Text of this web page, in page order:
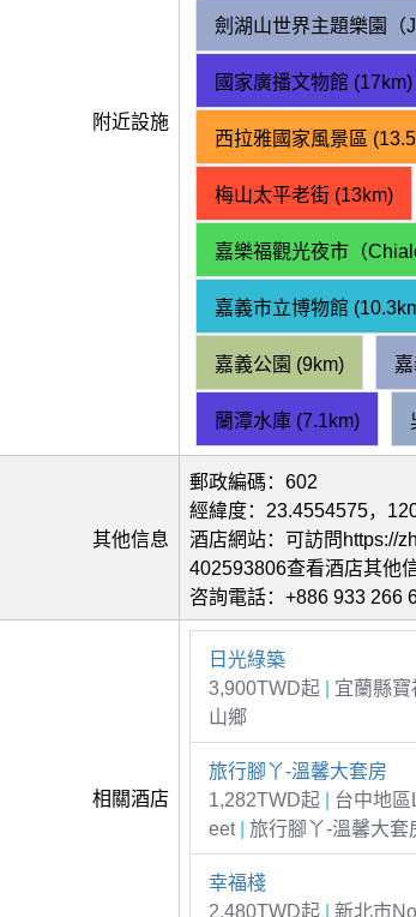
附近設施
劍湖山世界主題樂園（
國家廣播文物館 (17km)
西拉雅國家風景區
梅山太平老街 (13km)
嘉樂福觀光夜市（
嘉義市立博物館
嘉義公園 (9km)
蘭潭水庫 (7.1km)
其他信息
郵政編碼：602
經緯度：23.4554575，
酒店網站：可訪問https://
402593806查看酒店其他
咨詢電話：+886 933 266
相關酒店
日光綠築
3,900TWD起
宜蘭縣
山鄉
旅行腳丫-溫馨大套房
1,282TWD起
台中地
eet
旅行腳丫-溫馨大套
幸福棧
2,480TWD起
新北市